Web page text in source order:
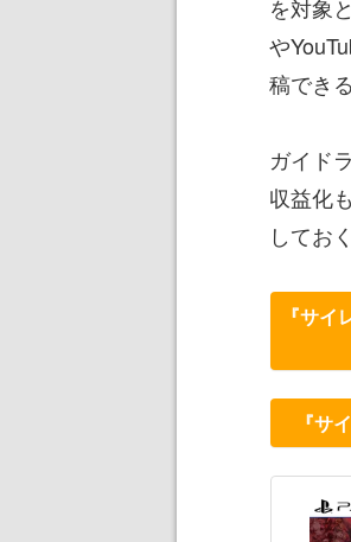
を対象
や
稿できる
ガイド
収益化
してお
『サ
『サ